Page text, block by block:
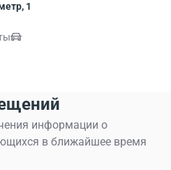
1
информации о
в ближайшее время